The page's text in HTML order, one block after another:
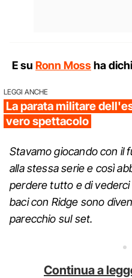
E su Ronn Mossha
LEGGI ANCHE
La parata militare
vero spettacolo
Stavamo giocando con il
alla stessa serie e così
perdere tutto e di
baci con Ridge sono
parecchio sul set.
Continua a